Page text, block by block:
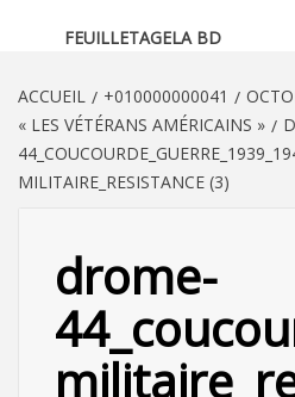
FEUILLETAGELA BD
ACCUEIL +010000000041
« LES VÉTÉRANS AMÉRICAINS »
MILITAIRE_RESISTANCE (3)
drome-